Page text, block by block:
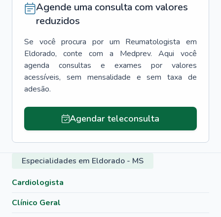
Agende uma consulta com valores
reduzidos
Se você procura por um Reumatologista em
Eldorado, conte com a Medprev. Aqui você
agenda consultas e exames por valores
acessíveis, sem mensalidade e sem taxa de
adesão.
Agendar teleconsulta
Especialidades em Eldorado - MS
Cardiologista
Clínico Geral